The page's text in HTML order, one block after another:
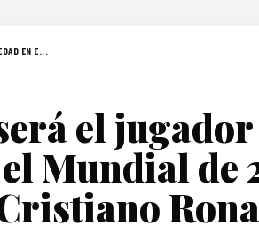
EN E...
el jugador
Mundial de